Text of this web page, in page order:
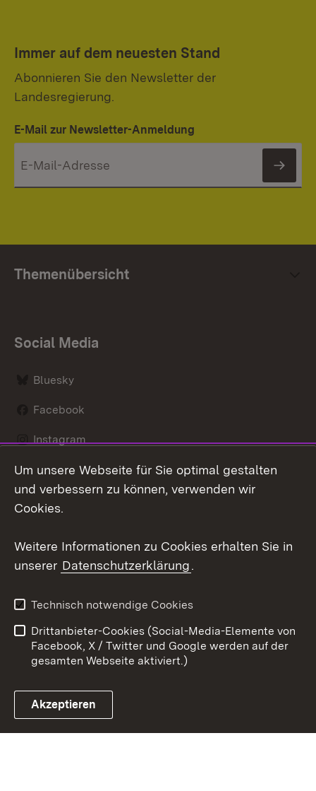
Immer auf dem neuesten Stand
Abonnieren Sie den Newsletter der
Landesregierung.
E-Mail zur Newsletter-Anmeldung
Themenübersicht
Social Media
Bluesky
Facebook
Instagram
LinkedIn
Link zum Landesportal
Datenschutz
Barrierefreiheit
Impressum
Cookies
Um unsere Webseite für Sie optimal gestalten
und verbessern zu können, verwenden wir
Cookies.
Weitere Informationen zu Cookies erhalten Sie in
unserer Datenschutzerklärung.
Technisch notwendige Cookies
Drittanbieter-Cookies (Social-Media-Elemente von
Facebook, X / Twitter und Google werden auf der
gesamten Webseite aktiviert.)
Akzeptieren